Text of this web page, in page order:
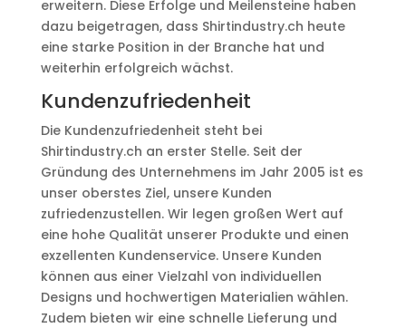
erweitern. Diese Erfolge und Meilensteine haben
dazu beigetragen, dass Shirtindustry.ch heute
eine starke Position in der Branche hat und
weiterhin erfolgreich wächst.
Kundenzufriedenheit
Die Kundenzufriedenheit steht bei
Shirtindustry.ch an erster Stelle. Seit der
Gründung des Unternehmens im Jahr 2005 ist es
unser oberstes Ziel, unsere Kunden
zufriedenzustellen. Wir legen großen Wert auf
eine hohe Qualität unserer Produkte und einen
exzellenten Kundenservice. Unsere Kunden
können aus einer Vielzahl von individuellen
Designs und hochwertigen Materialien wählen.
Zudem bieten wir eine schnelle Lieferung und